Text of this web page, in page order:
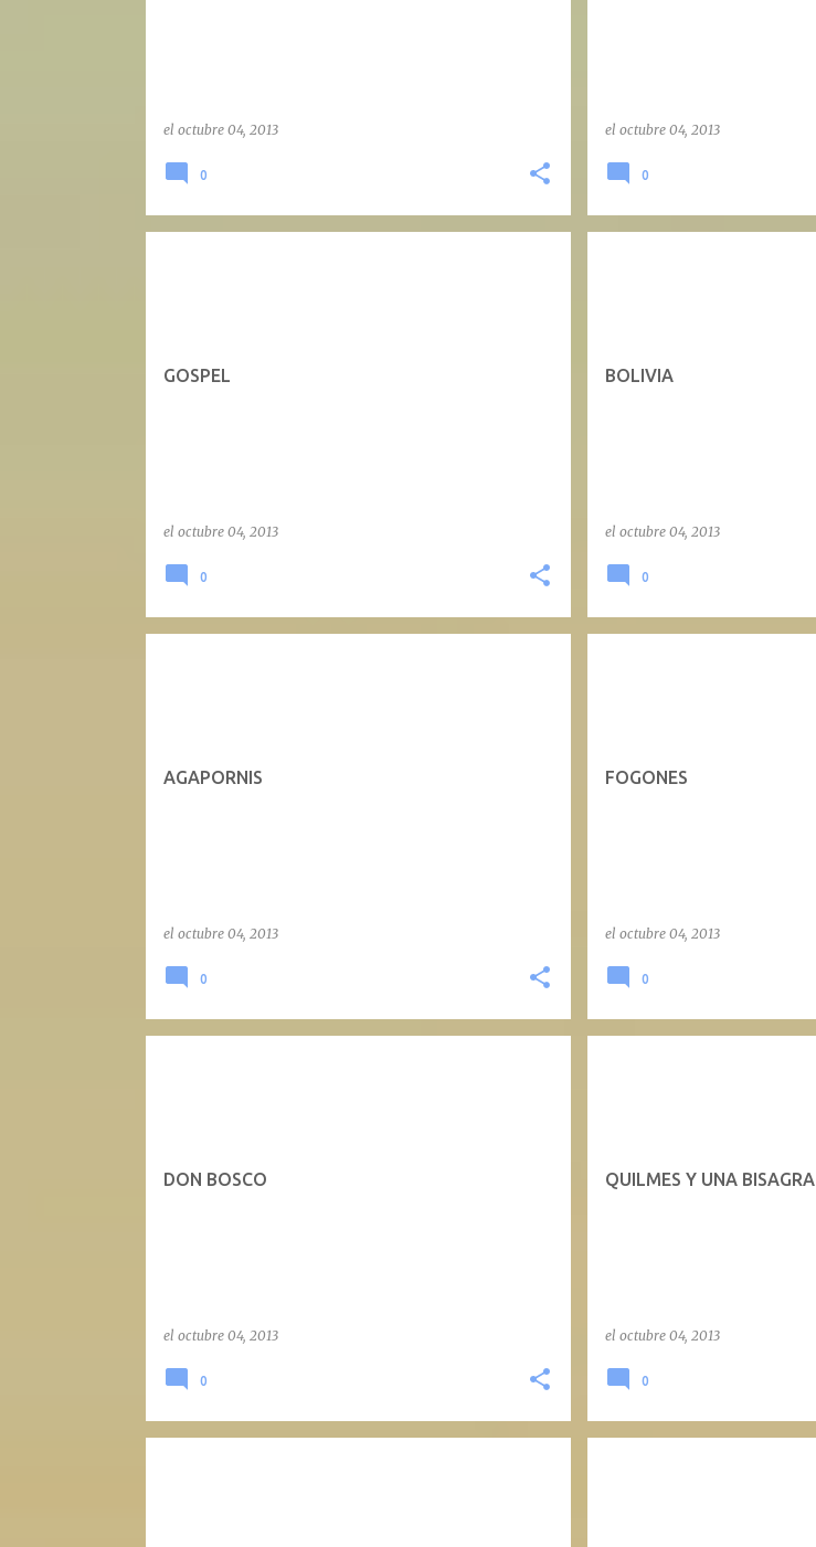
el octubre 04, 2013
0
el octubre 04, 2013
0
GOSPEL
el octubre 04, 2013
0
BOLIVIA
el octubre 04, 2013
0
AGAPORNIS
el octubre 04, 2013
0
FOGONES
el octubre 04, 2013
0
DON BOSCO
el octubre 04, 2013
0
QUILMES Y UNA BISAGRA
el octubre 04, 2013
0